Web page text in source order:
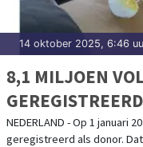
14 oktober 2025, 6:46
8,1 MILJOEN
NEDERLAND - Op 1 januari
geregistreerd als donor.